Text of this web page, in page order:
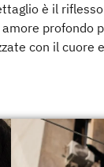
è il
profondo
con il cuore